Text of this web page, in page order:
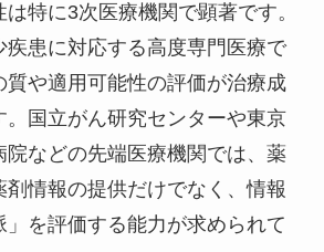
特に3次医療機関で顕著です。
疾患に対応する高度専門医療で
質や適用可能性の評価が治療成
。国立がん研究センターや東京
院などの先端医療機関では、薬
情報の提供だけでなく、情報
を評価する能力が求められて